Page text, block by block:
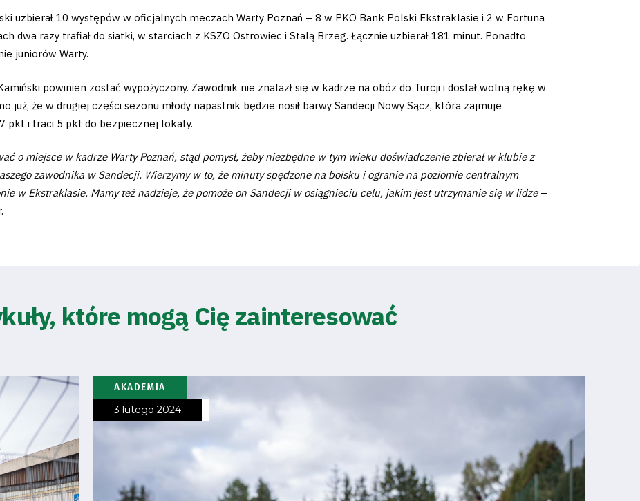
uzbierał 10 występów w oficjalnych meczach Warty Poznań – 8 w PKO Bank Polski Ekstraklasie i 2 w Fortuna
dwa razy trafiał do siatki, w starciach z KSZO Ostrowiec i Stalą Brzeg. Łącznie uzbierał 181 minut. Ponadto
juniorów Warty.
powinien zostać wypożyczony. Zawodnik nie znalazł się w kadrze na obóz do Turcji i dostał wolną rękę w
już, że w drugiej części sezonu młody napastnik będzie nosił barwy Sandecji Nowy Sącz, która zajmuje
pkt i traci 5 pkt do bezpiecznej lokaty.
o miejsce w kadrze Warty Poznań, stąd pomysł, żeby niezbędne w tym wieku doświadczenie zbierał w klubie z
zawodnika w Sandecji. Wierzymy w to, że minuty spędzone na boisku i ogranie na poziomie centralnym
w Ekstraklasie. Mamy też nadzieje, że pomoże on Sandecji w osiągnieciu celu, jakim jest utrzymanie się w lidze–
które mogą Cię zainteresować
AKADEMIA
3 lutego 2024